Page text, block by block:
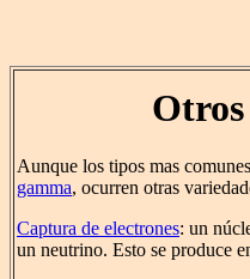
Aunque los tipos mas
gamma, ocurren otras
Captura de electrones: un
un neutrino. Esto se produce